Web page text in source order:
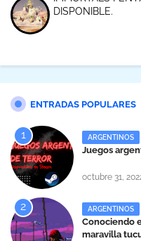
DISPONIBLE.
ENTRADAS POPULARES
ARGENTINOS
Juegos
octubre 31,
ARGENTINOS
Conociendo
maravilla